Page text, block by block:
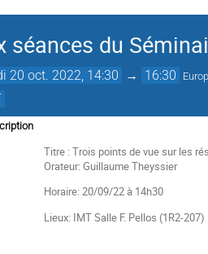
séances du
20 oct. 2022, 14:30 → 16:30
Titre : Trois points de vue sur les
Orateur: Guillaume Theyssier
Horaire: 20/09/22 à 14h30
Lieux: IMT Salle F. Pellos (1R2-207)